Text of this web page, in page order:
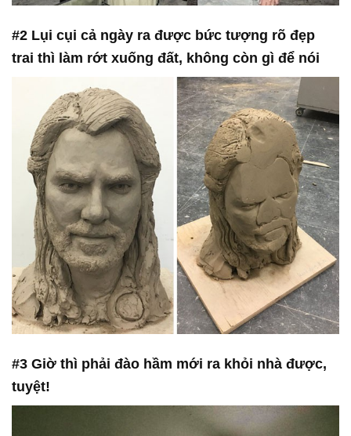
#2 Lụi cụi cả ngày ra được bức tượng rõ đẹp
trai thì làm rớt xuống đất, không còn gì để nói
#3 Giờ thì phải đào hầm mới ra khỏi nhà được,
tuyệt!